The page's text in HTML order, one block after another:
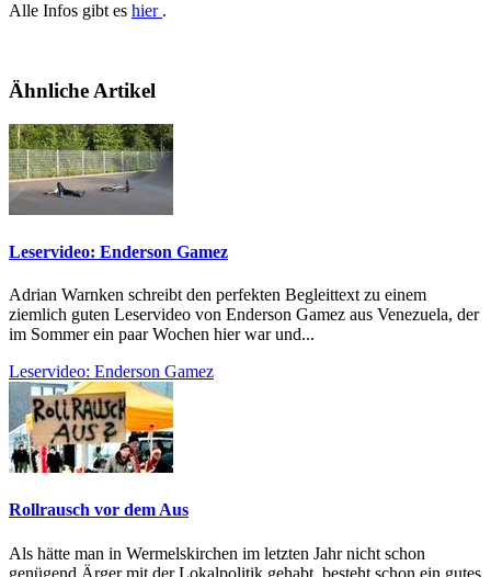
Alle Infos gibt es hier .
Ähnliche Artikel
Leservideo: Enderson Gamez
Adrian Warnken schreibt den perfekten Begleittext zu einem
ziemlich guten Leservideo von Enderson Gamez aus Venezuela, der
im Sommer ein paar Wochen hier war und...
Leservideo: Enderson Gamez
Rollrausch vor dem Aus
Als hätte man in Wermelskirchen im letzten Jahr nicht schon
genügend Ärger mit der Lokalpolitik gehabt, besteht schon ein gutes